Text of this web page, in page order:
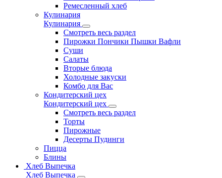
Ремесленный хлеб
Кулинария
Кулинария
Смотреть весь раздел
Пирожки Пончики Пышки Вафли
Суши
Салаты
Вторые блюда
Холодные закуски
Комбо для Вас
Кондитерский цех
Кондитерский цех
Смотреть весь раздел
Торты
Пирожные
Десерты Пудинги
Пицца
Блины
Хлеб Выпечка
Хлеб Выпечка